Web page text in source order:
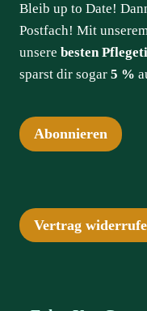
Bleib up to Date!
Postfach! Mit
unsere besten
sparst dir sogar 5 %
Abonnieren
Vertrag